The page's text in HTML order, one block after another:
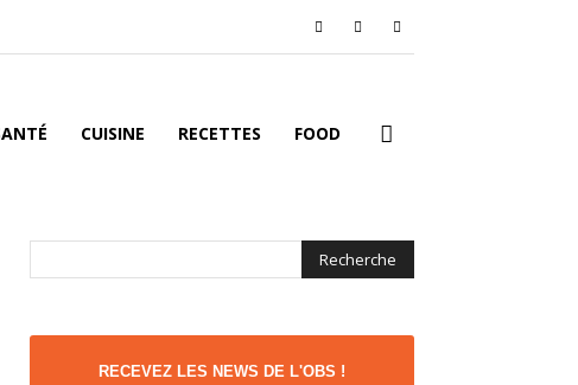
CUISINE RECETTES FOOD
RECEVEZ LES NEWS DE L'OBS !